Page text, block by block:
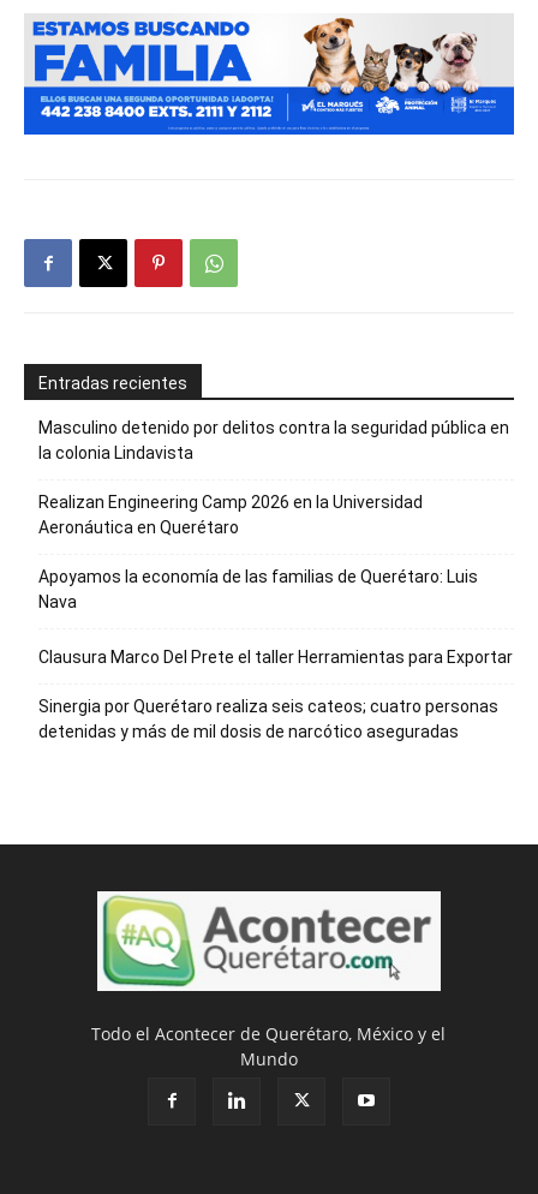
Entradas recientes
Masculino detenido por delitos contra la seguridad pública en
la colonia Lindavista
Realizan Engineering Camp 2026 en la Universidad
Aeronáutica en Querétaro
Apoyamos la economía de las familias de Querétaro: Luis
Nava
Clausura Marco Del Prete el taller Herramientas para Exportar
Sinergia por Querétaro realiza seis cateos; cuatro personas
detenidas y más de mil dosis de narcótico aseguradas
Todo el Acontecer de Querétaro, México y el
Mundo